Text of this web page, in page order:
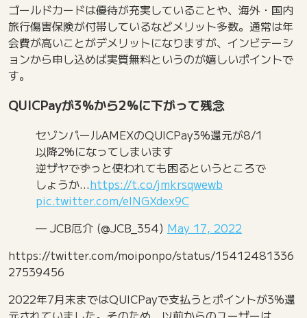
ゴールドカードは優待が充実していることや、海外・国内
旅行傷害保険が付帯しているなどメリット多数。通常は年
会費が高いことがデメリットになりますが、インビテーシ
ョンから申し込めば実質無料というのが嬉しいポイントで
す。
QUICPayが3%から2%に下がって残念
セゾンパールAMEXのQUICPay3%還元が8/1
以降2%になってしまいます
逆ザヤでずっと使われても困るというところで
しょうか…https://t.co/jmkrsqwewb
pic.twitter.com/eINGXdex9C
— JCB厄介 (@JCB_354) May 17, 2022
https://twitter.com/moiponpo/status/15412481336
27539456
2022年7月末まではQUICPayで支払うとポイントが3%還